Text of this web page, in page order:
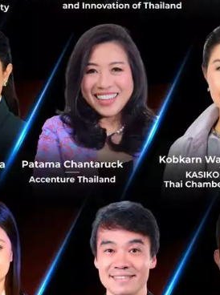
เจ้าพ่อวงการเทคโนโลยีและอวกา
งไร ทั้งทีไม่ได้มี Exchange เป็นข
Musk เป็น Dogefather หรือพ่อเ